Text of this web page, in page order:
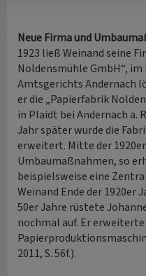
Neue Firma und
1923 ließ Weinand seine
Noldensmühle GmbH“,
Amtsgerichts Andernach
er die „Papierfabrik
in Plaidt bei Andernach a.
Jahr später wurde die
erweitert. Mitte der
Umbaumaßnahmen, so
beispielsweise eine
Weinand Ende der 1920er
50er Jahre rüstete
nochmal auf. Er
2011, S. 56f.).